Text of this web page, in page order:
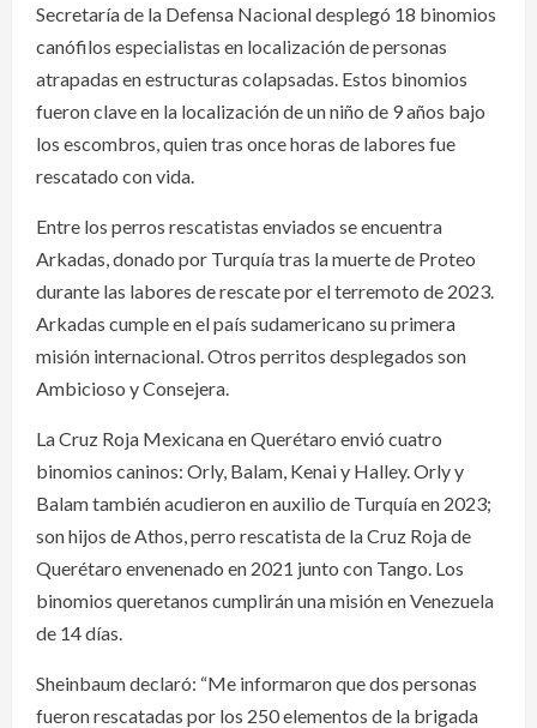
Secretaría de la Defensa Nacional desplegó 18 binomios
canófilos especialistas en localización de personas
atrapadas en estructuras colapsadas. Estos binomios
fueron clave en la localización de un niño de 9 años bajo
los escombros, quien tras once horas de labores fue
rescatado con vida.
Entre los perros rescatistas enviados se encuentra
Arkadas, donado por Turquía tras la muerte de Proteo
durante las labores de rescate por el terremoto de 2023.
Arkadas cumple en el país sudamericano su primera
misión internacional. Otros perritos desplegados son
Ambicioso y Consejera.
La Cruz Roja Mexicana en Querétaro envió cuatro
binomios caninos: Orly, Balam, Kenai y Halley. Orly y
Balam también acudieron en auxilio de Turquía en 2023;
son hijos de Athos, perro rescatista de la Cruz Roja de
Querétaro envenenado en 2021 junto con Tango. Los
binomios queretanos cumplirán una misión en Venezuela
de 14 días.
Sheinbaum declaró: “Me informaron que dos personas
fueron rescatadas por los 250 elementos de la brigada